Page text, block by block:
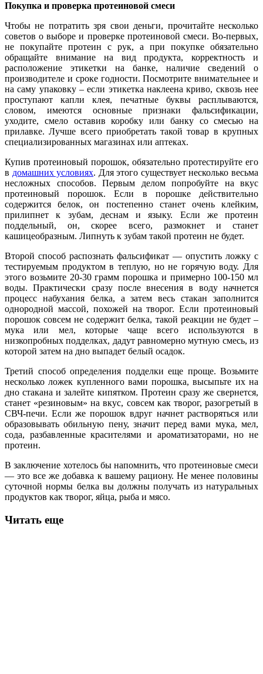
Покупка и проверка протеиновой смеси
Чтобы не потратить зря свои деньги, прочитайте несколько
советов о выборе и проверке протеиновой смеси. Во-первых,
не покупайте протеин с рук, а при покупке обязательно
обращайте внимание на вид продукта, корректность и
расположение этикетки на банке, наличие сведений о
производителе и сроке годности. Посмотрите внимательнее и
на саму упаковку – если этикетка наклеена криво, сквозь нее
проступают капли клея, печатные буквы расплываются,
словом, имеются основные признаки фальсификации,
уходите, смело оставив коробку или банку со смесью на
прилавке. Лучше всего приобретать такой товар в крупных
специализированных магазинах или аптеках.
Купив протеиновый порошок, обязательно протестируйте его
в домашних условиях. Для этого существует несколько весьма
несложных способов. Первым делом попробуйте на вкус
протеиновый порошок. Если в порошке действительно
содержится белок, он постепенно станет очень клейким,
прилипнет к зубам, деснам и языку. Если же протеин
поддельный, он, скорее всего, размокнет и станет
кашицеобразным. Липнуть к зубам такой протеин не будет.
Второй способ распознать фальсификат — опустить ложку с
тестируемым продуктом в теплую, но не горячую воду. Для
этого возьмите 20-30 грамм порошка и примерно 100-150 мл
воды. Практически сразу после внесения в воду начнется
процесс набухания белка, а затем весь стакан заполнится
однородной массой, похожей на творог. Если протеиновый
порошок совсем не содержит белка, такой реакции не будет –
мука или мел, которые чаще всего используются в
низкопробных подделках, дадут равномерно мутную смесь, из
которой затем на дно выпадет белый осадок.
Третий способ определения подделки еще проще. Возьмите
несколько ложек купленного вами порошка, высыпьте их на
дно стакана и залейте кипятком. Протеин сразу же свернется,
станет «резиновым» на вкус, совсем как творог, разогретый в
СВЧ-печи. Если же порошок вдруг начнет растворяться или
образовывать обильную пену, значит перед вами мука, мел,
сода, разбавленные красителями и ароматизаторами, но не
протеин.
В заключение хотелось бы напомнить, что протеиновые смеси
— это все же добавка к вашему рациону. Не менее половины
суточной нормы белка вы должны получать из натуральных
продуктов как творог, яйца, рыба и мясо.
Читать еще